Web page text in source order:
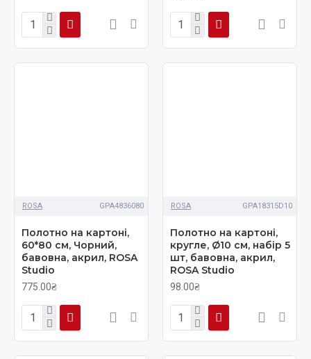
ROSA GPA4836080
Полотно на картоні,
60*80 см, Чорний,
бавовна, акрил, ROSA
Studio
775.00₴
ROSA GPA18315D10
Полотно на картоні,
кругле, Ø10 см, набiр 5
шт, бавовна, акрил,
ROSA Studio
98.00₴